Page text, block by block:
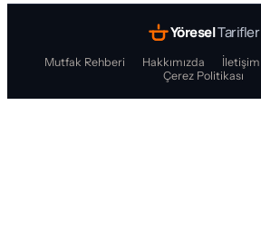
YöreselTarifler
Mutfak Rehberi Hakkımızda İletişim
Çerez Politikası